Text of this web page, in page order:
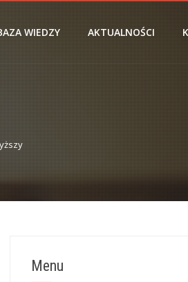
WIEDZY AKTUALNOŚCI
Menu